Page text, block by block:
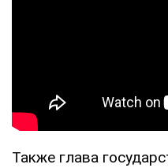
Также глава